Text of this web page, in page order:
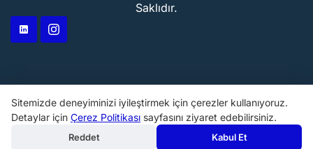
Saklıdır.
Sitemizde deneyiminizi iyileştirmek için çerezler kullanıyoruz.
Detaylar için Çerez Politikası sayfasını ziyaret edebilirsiniz.
Reddet Kabul Et